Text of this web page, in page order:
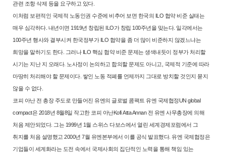
관련 조항 삭제 등을 요구하고 있다.
이처럼 보편적인 국제적 노동인권 수준에 비추어 보면 한국의 ILO 협약 비준 실태는
매우 심각하다. 내년이면 1919년 창립된 ILO가 창립 100주년을 맞는다. 일각에서는
100주년 행사와 결부시켜 한국정부가 ILO 협약을 좀 더 많이 비준하지 않겠느냐는
희망을 말하기도 한다. 그러나 ILO 핵심 협약 비준 문제는 생색내듯이 정부가 처리할
시기는 지난 지 오래다. 노사정이 논의하고 합의할 문제도 아니고, 국제적 기준에 따라
마땅히 처리해야 할 문제이다. 쌓인 노동 적폐를 언제까지 그대로 방치할 것인지 묻지
않을 수 없다.
코피 아난 전 총장 주도로 만들어진 유엔의 글로벌 콤팩트 유엔 국제협정UN global
compact은 2018년 8월8일 작고한 코피 아난KofiAtta Annan 전 유엔 사무총장에 의해
처음 제안되었다. 그는 1999년 1월 스위스 다보스에서 열린 세계경제포럼에서 그
취지를 처음 설명했고 2000년 7월 유엔본부에서 이를 공식 발표했다. 유엔 국제협정은
기업들이 세계화라는 도전 속에서 국제사회의 집단적인 노력을 통해 책임 있는